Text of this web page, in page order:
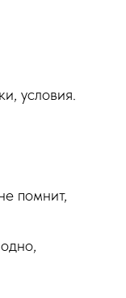
условия.
помнит,